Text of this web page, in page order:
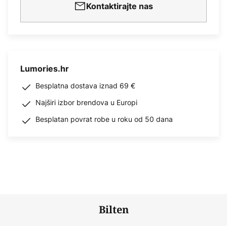
Kontaktirajte nas
Lumories.hr
Besplatna dostava iznad 69 €
Najširi izbor brendova u Europi
Besplatan povrat robe u roku od 50 dana
Bilten